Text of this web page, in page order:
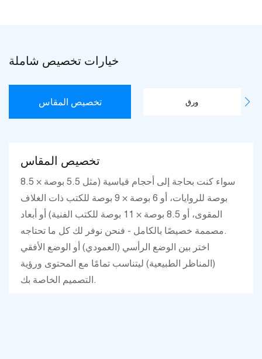
خيارات تخصيص شاملة
تخصيص المقاس ورق
تخصيص المقاس
سواء كنت بحاجة إلى أحجام قياسية (مثل 5.5 بوصة × 8.5
بوصة للروايات، أو 6 بوصة × 9 بوصة للكتب ذات الغلاف
المقوى، أو 8.5 بوصة × 11 بوصة للكتب الفنية) أو أبعاد
مصممة خصيصًا بالكامل - فنحن نوفر لك كل ما تحتاجه.
اختر بين الوضع الرأسي (العمودي) أو الوضع الأفقي
(المناظر الطبيعية) ليتناسب تمامًا مع المحتوى ورؤية
التصميم الخاصة بك.